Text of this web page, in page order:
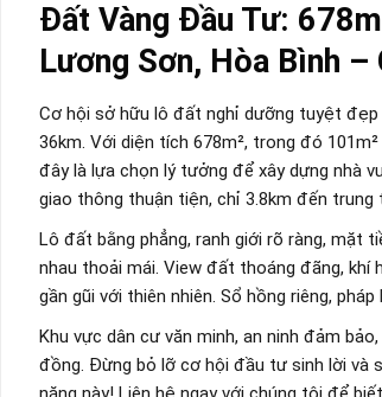
Đất Vàng Đầu Tư:
Lương Sơn, Hòa Bình –
Cơ hội sở hữu lô đất nghỉ dưỡng tuyệt đẹp
36km. Với diện tích 678m², trong đó
đây là lựa chọn lý tưởng để xây dựng nhà
giao thông thuận tiện, chỉ 3.8km đến trung
Lô đất bằng phẳng, ranh giới rõ ràng, mặt
nhau thoải mái. View đất thoáng đãng, khí
gần gũi với thiên nhiên. Sổ hồng riêng,
Khu vực dân cư văn minh, an ninh đảm
đồng. Đừng bỏ lỡ cơ hội đầu tư sinh lời và